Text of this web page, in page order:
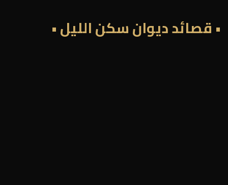
• قصائد ديوان سكن الليل •